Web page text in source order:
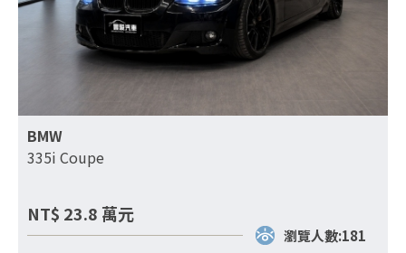
BMW
335i Coupe
NT$ 23.8 萬元
瀏覽人數:181